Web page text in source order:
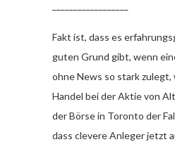
Fakt ist, dass es
guten Grund gibt, wenn
ohne News so stark zulegt,
Handel bei der Aktie von
der Börse in Toronto der
dass clevere Anleger jetzt